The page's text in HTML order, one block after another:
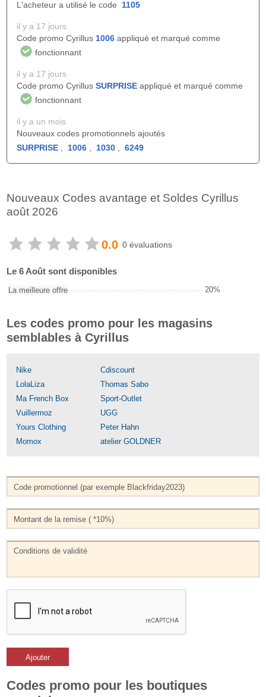
L'acheteur a utilisé le code 1105
il y a 17 jours
Code promo Cyrillus 1006 appliqué et marqué comme
fonctionnant
il y a 17 jours
Code promo Cyrillus SURPRISE appliqué et marqué comme
fonctionnant
il y a un mois
Nouveaux codes promotionnels ajoutés
SURPRISE
1006 1030 6249
Nouveaux Codes avantage et Soldes Cyrillus
août 2026
0.0 0 évaluations
Le 6 Août sont disponibles
La meilleure offre 20%
Les codes promo pour les magasins
semblables à Cyrillus
Nike
Cdiscount
LolaLiza
Thomas Sabo
Ma French Box
Sport-Outlet
Vuillermoz
UGG
Yours Clothing
Peter Hahn
Momox
atelier GOLDNER
Ajouter
Codes promo pour les boutiques